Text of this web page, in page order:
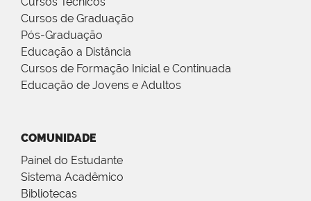
Cursos de Graduação
Pós-Graduação
Educação a Distância
Cursos de Formação Inicial e Continuada
Educação de Jovens e Adultos
COMUNIDADE
Painel do Estudante
Sistema Acadêmico
Bibliotecas